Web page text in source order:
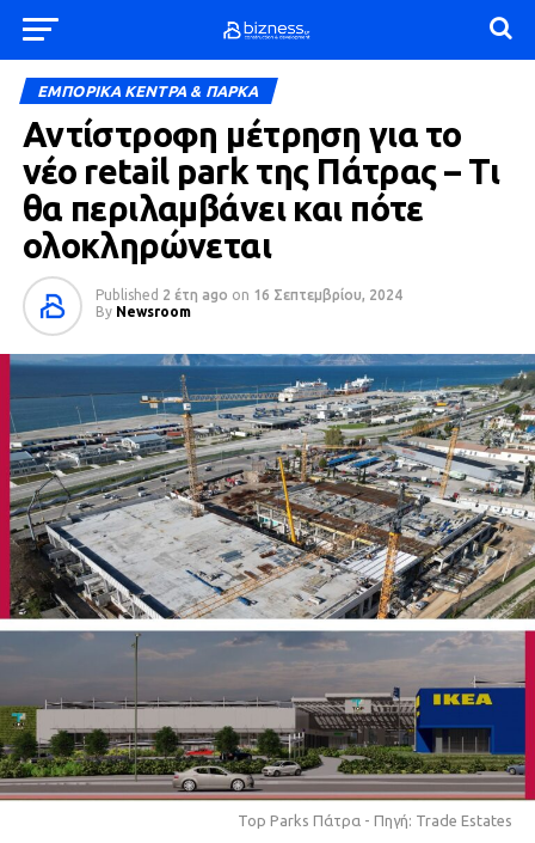
ΕΜΠΟΡΙΚΑ ΚΕΝΤΡΑ & ΠΑΡΚΑ
Αντίστροφη μέτρηση για το
νέο retail park της Πάτρας – Τι
θα περιλαμβάνει και πότε
ολοκληρώνεται
Published 2 έτη ago on 16 Σεπτεμβρίου, 2024
By Newsroom
Top Parks Πάτρα - Πηγή: Trade Estates